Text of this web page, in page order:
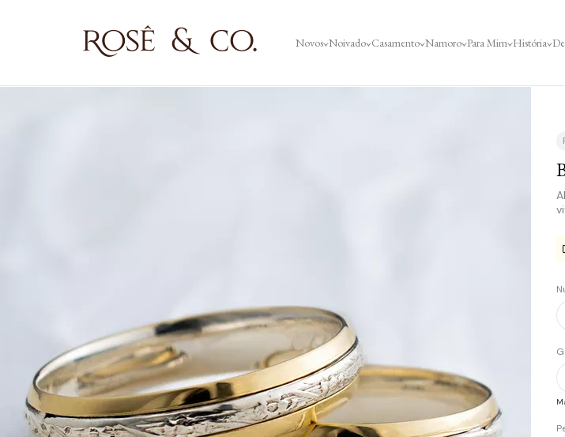
Novos Noivado Casamento Namoro Para Mim História